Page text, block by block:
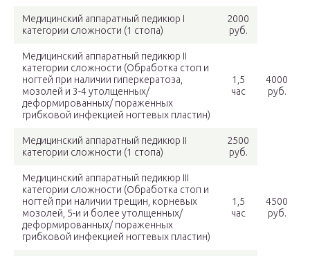
Медицинский аппаратный педикюр I
категории сложности (1 стопа)
2000
руб.
Медицинский аппаратный педикюр II
категории сложности (Обработка стоп и
ногтей при наличии гиперкератоза,
мозолей и 3-4 утолщенных/
деформированных/ пораженных
грибковой инфекцией ногтевых пластин)
1,5
час
4000
руб.
Медицинский аппаратный педикюр II
категории сложности (1 стопа)
2500
руб.
Медицинский аппаратный педикюр III
категории сложности (Обработка стоп и
ногтей при наличии трещин, корневых
мозолей, 5-и и более утолщенных/
деформированных/ пораженных
грибковой инфекцией ногтевых пластин)
1,5
час
4500
руб.